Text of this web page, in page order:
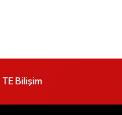
TE Bilişim